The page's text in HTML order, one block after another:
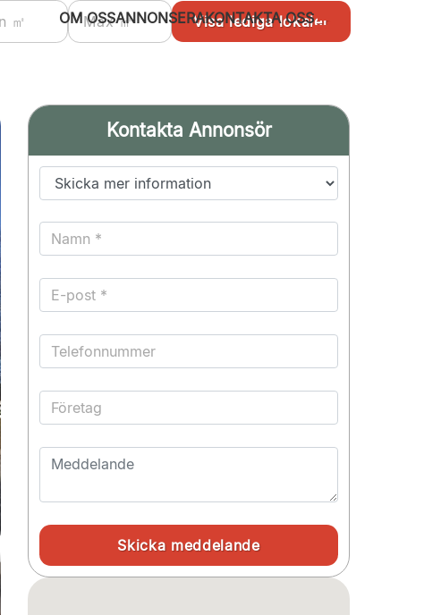
OM OSSANNONSERAKONTAKTA OSS
Kontakta Annonsör